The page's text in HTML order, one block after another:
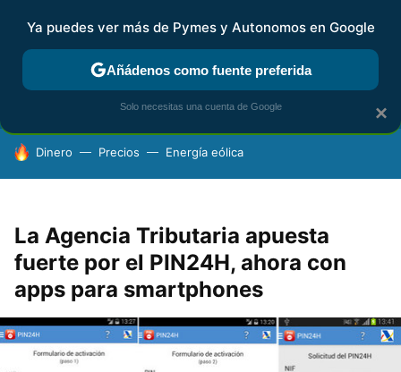
FISCALIDAD Y CONTABILIDAD KIT DIGITAL RENTA
HOY SE HABLA DE
Dinero Precios Energía eólica
La Agencia Tributaria apuesta
fuerte por el PIN24H, ahora con
apps para smartphones
×
Ya puedes ver más de Pymes y Autonomos en Google
Añádenos como fuente preferida
Solo necesitas una cuenta de Google